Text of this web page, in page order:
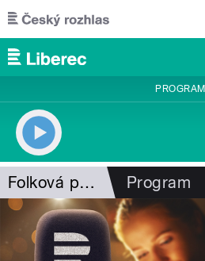
Přejít k hlavnímu obsahu
PROGRAM
Folková pohlazení Program